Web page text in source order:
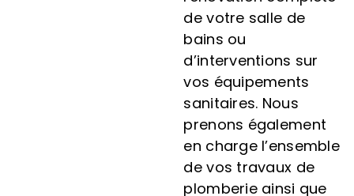
de votre salle de
bains ou
d’interventions sur
vos équipements
sanitaires. Nous
prenons également
en charge l’ensemble
de vos travaux de
plomberie ainsi que